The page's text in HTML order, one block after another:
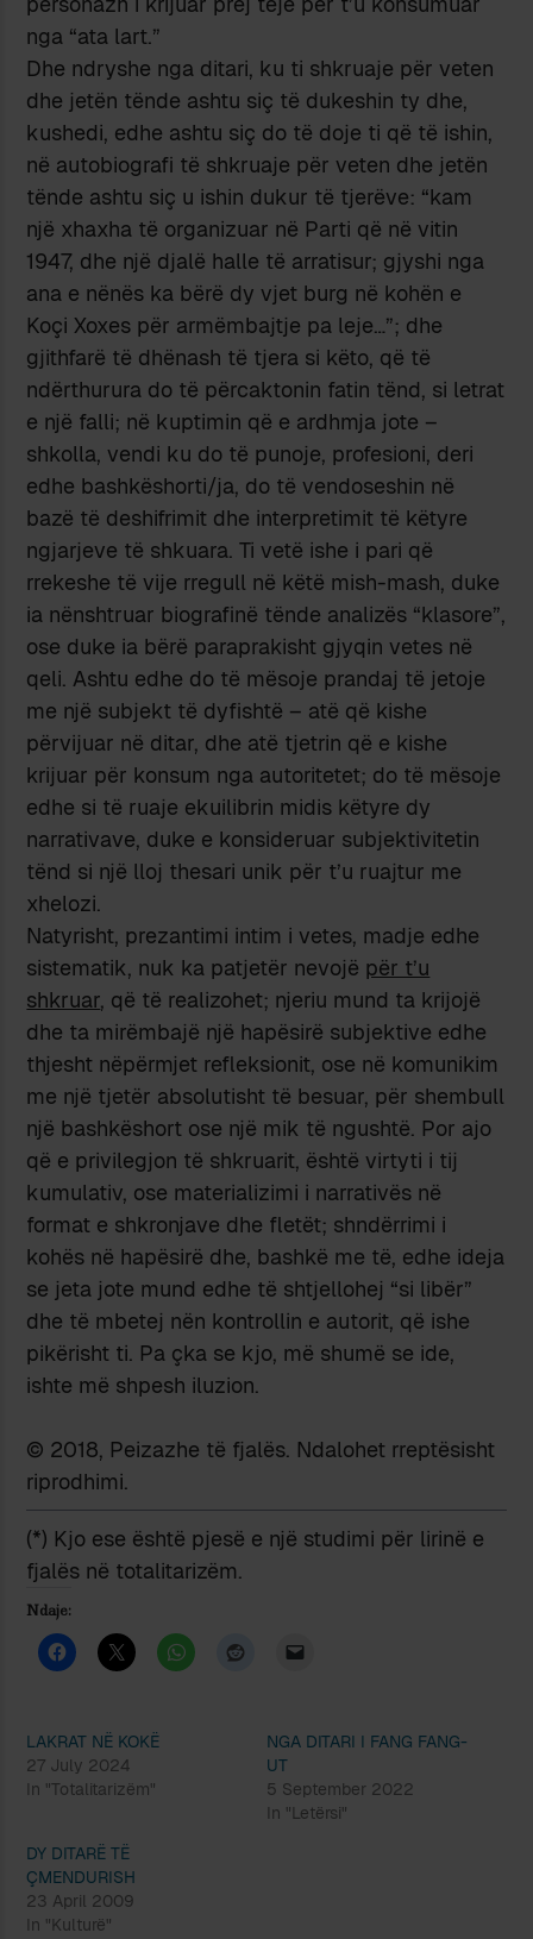
nga “ata lart.”
Dhe ndryshe nga ditari, ku ti shkruaje për veten
dhe jetën tënde ashtu siç të dukeshin ty dhe,
kushedi, edhe ashtu siç do të doje ti që të ishin,
në autobiografi të shkruaje për veten dhe jetën
tënde ashtu siç u ishin dukur të tjerëve: “kam
një xhaxha të organizuar në Parti që në vitin
1947, dhe një djalë halle të arratisur; gjyshi nga
ana e nënës ka bërë dy vjet burg në kohën e
Koçi Xoxes për armëmbajtje pa leje…”; dhe
gjithfarë të dhënash të tjera si këto, që të
ndërthurura do të përcaktonin fatin tënd, si letrat
e një falli; në kuptimin që e ardhmja jote –
shkolla, vendi ku do të punoje, profesioni, deri
edhe bashkëshorti/ja, do të vendoseshin në
bazë të deshifrimit dhe interpretimit të këtyre
ngjarjeve të shkuara. Ti vetë ishe i pari që
rrekeshe të vije rregull në këtë mish-mash, duke
ia nënshtruar biografinë tënde analizës “klasore”,
ose duke ia bërë paraprakisht gjyqin vetes në
qeli. Ashtu edhe do të mësoje prandaj të jetoje
me një subjekt të dyfishtë – atë që kishe
përvijuar në ditar, dhe atë tjetrin që e kishe
krijuar për konsum nga autoritetet; do të mësoje
edhe si të ruaje ekuilibrin midis këtyre dy
narrativave, duke e konsideruar subjektivitetin
tënd si një lloj thesari unik për t’u ruajtur me
xhelozi.
Natyrisht, prezantimi intim i vetes, madje edhe
sistematik, nuk ka patjetër nevojë për t’u
shkruar, që të realizohet; njeriu mund ta krijojë
dhe ta mirëmbajë një hapësirë subjektive edhe
thjesht nëpërmjet refleksionit, ose në komunikim
me një tjetër absolutisht të besuar, për shembull
një bashkëshort ose një mik të ngushtë. Por ajo
që e privilegjon të shkruarit, është virtyti i tij
kumulativ, ose materializimi i narrativës në
format e shkronjave dhe fletët; shndërrimi i
kohës në hapësirë dhe, bashkë me të, edhe ideja
se jeta jote mund edhe të shtjellohej “si libër”
dhe të mbetej nën kontrollin e autorit, që ishe
pikërisht ti. Pa çka se kjo, më shumë se ide,
ishte më shpesh iluzion.
© 2018, Peizazhe të fjalës. Ndalohet rreptësisht
riprodhimi.
(*) Kjo ese është pjesë e një studimi për lirinë e
fjalës në totalitarizëm.
Ndaje:
LAKRAT NË KOKË
27 July 2024
In "Totalitarizëm"
NGA DITARI I FANG FANG-
UT
5 September 2022
In "Letërsi"
DY DITARË TË
ÇMENDURISH
23 April 2009
In "Kulturë"